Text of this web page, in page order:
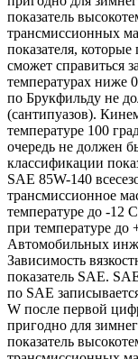
показатель
трансмиссионных
показателя,
сможет справиться
температурах ниже
по Брукфильду не
(сантипуазов).
температуре 100
очередь не должен
классификации
SAE 85W-140
трансмиссионное
температуре до -12
при температуре до
Автомобильных
Зависимость
показатель SAE.
по SAE
W после первой
пригодно для
показатель